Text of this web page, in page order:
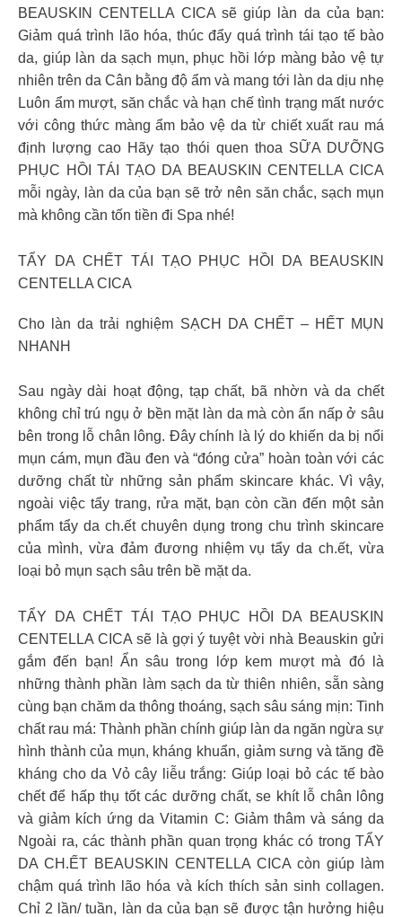
BEAUSKIN CENTELLA CICA sẽ giúp làn da của bạn:
Giảm quá trình lão hóa, thúc đẩy quá trình tái tạo tế bào
da, giúp làn da sạch mụn, phục hồi lớp màng bảo vệ tự
nhiên trên da Cân bằng độ ẩm và mang tới làn da dịu nhẹ
Luôn ẩm mượt, săn chắc và hạn chế tình trạng mất nước
với công thức màng ẩm bảo vệ da từ chiết xuất rau má
định lượng cao Hãy tạo thói quen thoa SỮA DƯỠNG
PHỤC HỒI TÁI TẠO DA BEAUSKIN CENTELLA CICA
mỗi ngày, làn da của bạn sẽ trở nên săn chắc, sạch mụn
mà không cần tốn tiền đi Spa nhé!
TẨY DA CHẾT TÁI TẠO PHỤC HỒI DA BEAUSKIN
CENTELLA CICA
Cho làn da trải nghiệm SẠCH DA CHẾT – HẾT MỤN
NHANH
Sau ngày dài hoạt động, tạp chất, bã nhờn và da chết
không chỉ trú ngụ ở bền mặt làn da mà còn ẩn nấp ở sâu
bên trong lỗ chân lông. Đây chính là lý do khiến da bị nổi
mụn cám, mụn đầu đen và “đóng cửa” hoàn toàn với các
dưỡng chất từ những sản phẩm skincare khác. Vì vậy,
ngoài việc tẩy trang, rửa mặt, bạn còn cần đến một sản
phẩm tẩy da ch.ết chuyên dụng trong chu trình skincare
của mình, vừa đảm đương nhiệm vụ tẩy da ch.ết, vừa
loại bỏ mụn sạch sâu trên bề mặt da.
TẨY DA CHẾT TÁI TẠO PHỤC HỒI DA BEAUSKIN
CENTELLA CICA sẽ là gợi ý tuyệt vời nhà Beauskin gửi
gắm đến bạn! Ẩn sâu trong lớp kem mượt mà đó là
những thành phần làm sạch da từ thiên nhiên, sẵn sàng
cùng bạn chăm da thông thoáng, sạch sâu sáng mịn: Tinh
chất rau má: Thành phần chính giúp làn da ngăn ngừa sự
hình thành của mụn, kháng khuẩn, giảm sưng và tăng đề
kháng cho da Vỏ cây liễu trắng: Giúp loại bỏ các tế bào
chết để hấp thụ tốt các dưỡng chất, se khít lỗ chân lông
và giảm kích ứng da Vitamin C: Giảm thâm và sáng da
Ngoài ra, các thành phần quan trọng khác có trong TẨY
DA CH.ẾT BEAUSKIN CENTELLA CICA còn giúp làm
chậm quá trình lão hóa và kích thích sản sinh collagen.
Chỉ 2 lần/ tuần, làn da của bạn sẽ được tận hưởng hiệu